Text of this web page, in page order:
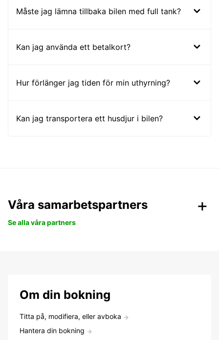
Måste jag lämna tillbaka bilen med full tank?
Kan jag använda ett betalkort?
Hur förlänger jag tiden för min uthyrning?
Kan jag transportera ett husdjur i bilen?
Våra samarbetspartners
Se alla våra partners
Om din bokning
Titta på, modifiera, eller avboka
Hantera din bokning